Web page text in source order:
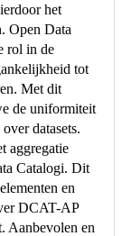
het
Open Data
rol in de
tot
Met dit
de uniformiteit
datasets.
aggregatie
Catalogi. Dit
en
DCAT-AP
Aanbevolen en